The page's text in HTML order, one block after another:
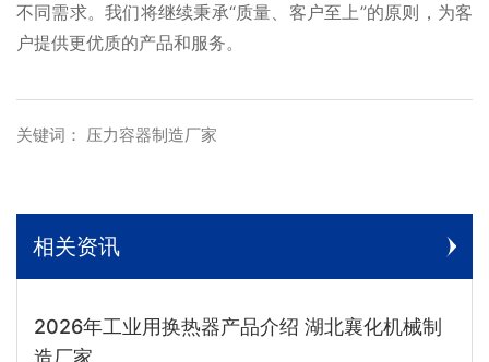
不同需求。我们将继续秉承“质量、客户至上”的原则，为客
户提供更优质的产品和服务。
关键词： 压力容器制造厂家
相关资讯
2026年工业用换热器产品介绍 湖北襄化机械制
造厂家